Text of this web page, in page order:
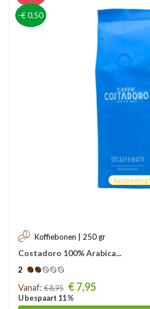
-€ 0,50
Aanbieding!
Koffiebonen | 250 gr
Costadoro 100% Arabica...
2
Prijs
Vanaf: € 8,95 € 7,95
U bespaart 11 %